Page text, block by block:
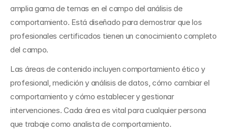
amplia gama de temas en el campo del análisis de
comportamiento. Está diseñado para demostrar que los
profesionales certificados tienen un conocimiento completo
del campo.
Las áreas de contenido incluyen comportamiento ético y
profesional, medición y análisis de datos, cómo cambiar el
comportamiento y cómo establecer y gestionar
intervenciones. Cada área es vital para cualquier persona
que trabaje como analista de comportamiento.